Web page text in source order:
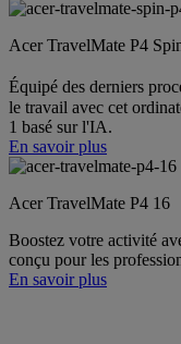
Acer TravelMate P4
Équipé des derniers
le travail avec cet
1 basé sur l'IA.
En savoir plus
Acer TravelMate P4 16
Boostez votre activité
conçu pour les
En savoir plus